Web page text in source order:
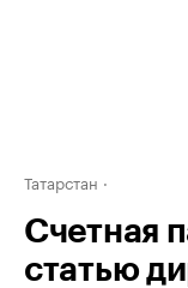
Татарстан
Счетная
статью